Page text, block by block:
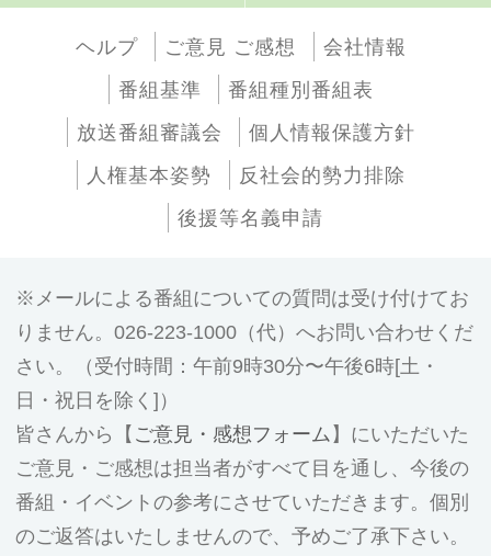
ヘルプ ご意見 ご感想
会社情報
番組基準
番組種別番組表
放送番組審議会
個人情報保護方針
人権基本姿勢
反社会的勢力排除
後援等名義申請
メールによる番組についての質問は受け付けてお
りません。026-223-1000（代）へお問い合わせくだ
さい。（受付時間：午前9時30分〜午後6時[土・
日・祝日を除く]）
皆さんから【 ご意見・感想フォーム 】にいただいた
ご意見・ご感想は担当者がすべて目を通し、今後の
番組・イベントの参考にさせていただきます。個別
のご返答はいたしませんので、予めご了承下さい。